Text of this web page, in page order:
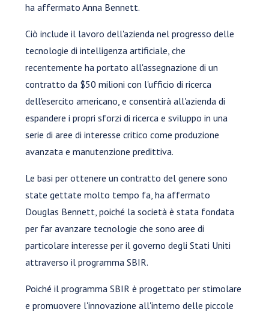
ha affermato Anna Bennett.
Ciò include il lavoro dell'azienda nel progresso delle
tecnologie di intelligenza artificiale, che
recentemente ha portato all'assegnazione di un
contratto da $50 milioni con l'ufficio di ricerca
dell'esercito americano, e consentirà all'azienda di
espandere i propri sforzi di ricerca e sviluppo in una
serie di aree di interesse critico come produzione
avanzata e manutenzione predittiva.
Le basi per ottenere un contratto del genere sono
state gettate molto tempo fa, ha affermato
Douglas Bennett, poiché la società è stata fondata
per far avanzare tecnologie che sono aree di
particolare interesse per il governo degli Stati Uniti
attraverso il programma SBIR.
Poiché il programma SBIR è progettato per stimolare
e promuovere l'innovazione all'interno delle piccole